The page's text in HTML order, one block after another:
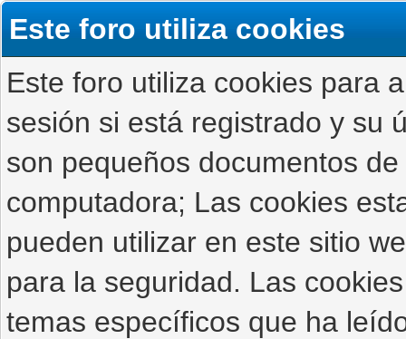
Este foro utiliza cookies
Este foro utiliza cookies para
sesión si está registrado y su
son pequeños documentos
computadora; Las cookies
pueden utilizar en este sitio
para la seguridad. Las
temas específicos que ha